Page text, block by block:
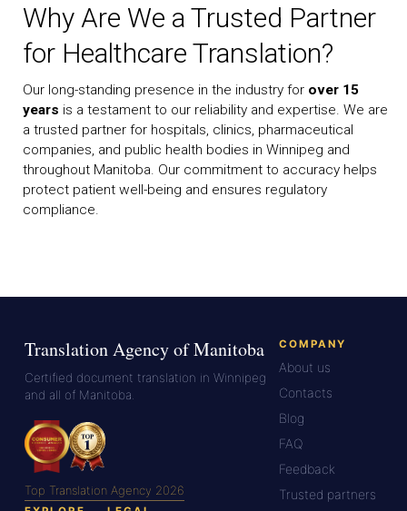
Why Are We a Trusted Partner
for Healthcare Translation?
Our long-standing presence in the industry for over 15
years is a testament to our reliability and expertise. We are
a trusted partner for hospitals, clinics, pharmaceutical
companies, and public health bodies in Winnipeg and
throughout Manitoba. Our commitment to accuracy helps
protect patient well-being and ensures regulatory
compliance.
Translation Agency of Manitoba
Certified document translation in Winnipeg
and all of Manitoba.
Top Translation Agency 2026
COMPANY
About us
Contacts
Blog
FAQ
Feedback
Trusted partners